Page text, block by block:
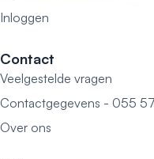
Inloggen
Contact
Veelgestelde vragen
Contactgegevens - 055
Over ons